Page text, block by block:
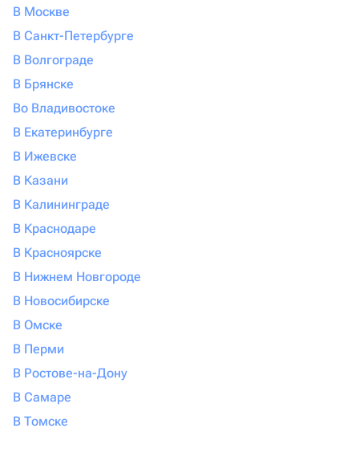
понравившийся вариант онлайн с надежной доставкой
в Омске и оптимальной ценой от 1898 руб, что сделает
процесс выбора подарка максимально комфортным.
В Москве
В Санкт-Петербурге
В Волгограде
В Брянске
Во Владивостоке
В Екатеринбурге
В Ижевске
В Казани
В Калининграде
В Краснодаре
В Красноярске
В Нижнем Новгороде
В Новосибирске
В Омске
В Перми
В Ростове-на-Дону
В Самаре
В Томске